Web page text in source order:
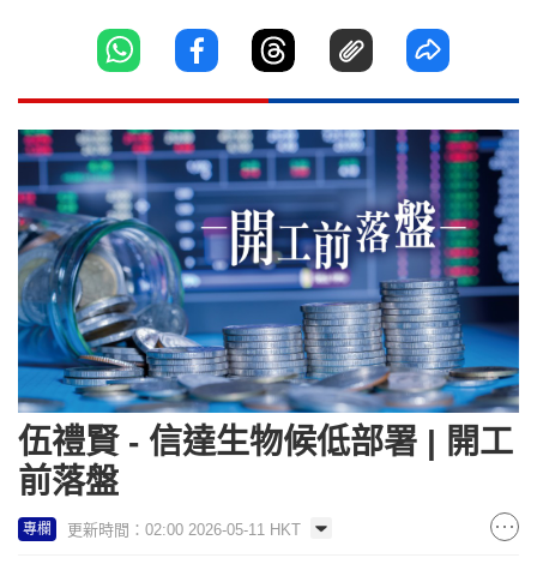
伍禮賢 - 信達生物候低部署 | 開工
前落盤
專欄 更新時間：02:00 2026-05-11 HKT